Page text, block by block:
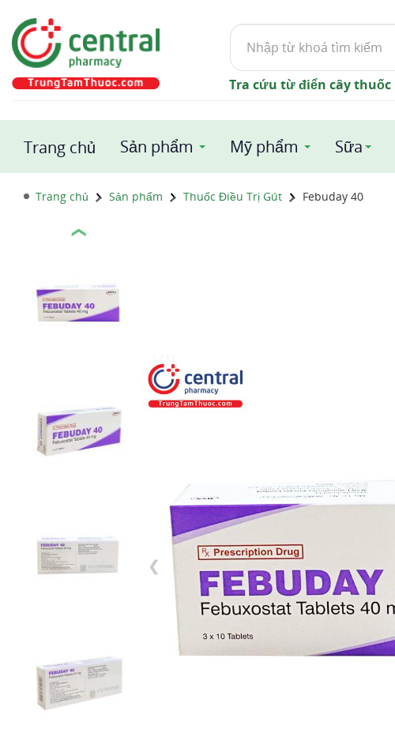
Tìm
kiếm
Tra cứu từ điển cây thuốc
Trang chủ Sản phẩm Mỹ phẩm Sữa
Trang chủ Sản phẩm Thuốc Điều Trị Gút Febuday 40
❮
❮